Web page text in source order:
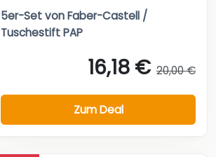
5er-Set von Faber-Castell /
Tuschestift PAP
16,18 € 20,00 €
Zum Deal